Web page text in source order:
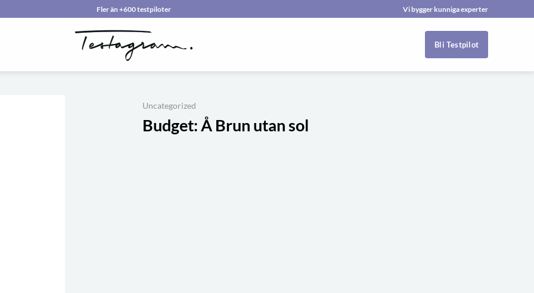
Fler än +600 testpiloter Vi bygger kunniga experter
Bli Testpilot
Uncategorized
Budget:Å Brun utan sol